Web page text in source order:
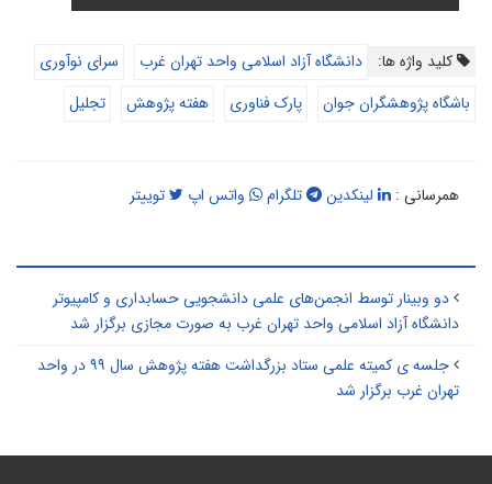
کلید واژه ها: دانشگاه آزاد اسلامی واحد تهران غرب
سرای نوآوری
باشگاه پژوهشگران جوان
پارک فناوری هفته پژوهش تجلیل
همرسانی : لینکدین تلگرام واتس اپ توییتر
دو وبینار توسط انجمن‌های علمی دانشجویی حسابداری و کامپیوتر
دانشگاه آزاد اسلامی واحد تهران غرب به صورت مجازی برگزار شد
جلسه ی کمیته علمی ستاد بزرگداشت هفته پژوهش سال ۹۹ در واحد
تهران غرب برگزار شد